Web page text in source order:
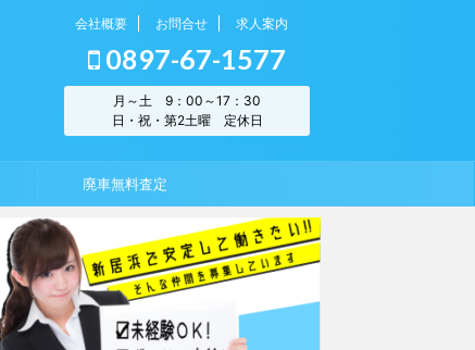
会社概要 お問合せ 求人案内
0897-67-1577
月～土 9：00～17：30
日・祝・第2土曜 定休日
廃車無料査定